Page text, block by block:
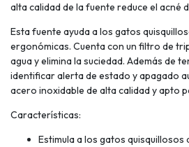
alta calidad de la fuente reduce el acné
Esta fuente ayuda a los gatos
ergonómicas. Cuenta con un filtro de
agua y elimina la suciedad. Además de
identificar alerta de estado y apagado
acero inoxidable de alta calidad y apto
Características:
Estimula a los gatos quisquillosos